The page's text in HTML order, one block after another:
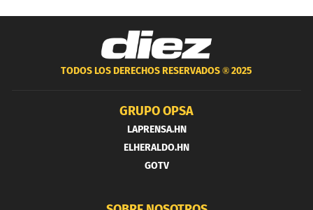
TODOS LOS DERECHOS RESERVADOS ®2025
GRUPO OPSA
LAPRENSA.HN
ELHERALDO.HN
GOTV